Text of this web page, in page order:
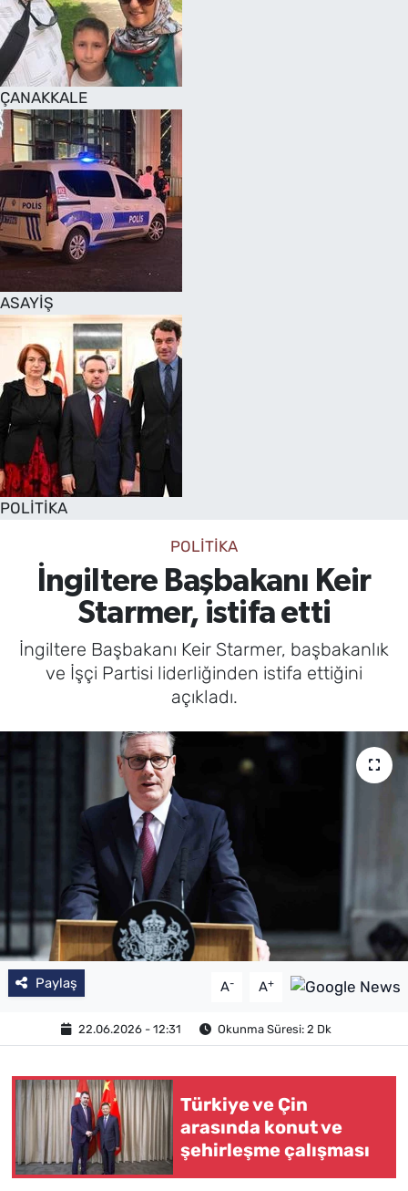
ÇANAKKALE
ASAYİŞ
POLİTİKA
POLİTİKA
İngiltere Başbakanı Keir
Starmer, istifa etti
İngiltere Başbakanı Keir Starmer, başbakanlık
ve İşçi Partisi liderliğinden istifa ettiğini
açıkladı.
Paylaş A- A+
22.06.2026 - 12:31 Okunma Süresi: 2 Dk
Türkiye ve Çin
arasında konut ve
şehirleşme çalışması
SAĞLIK
TV REHBERİ